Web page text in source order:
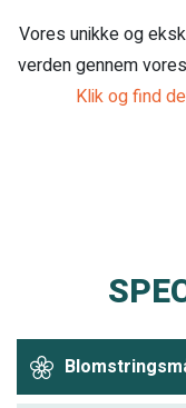
Vores unikke og
verden gennem
Klik og find